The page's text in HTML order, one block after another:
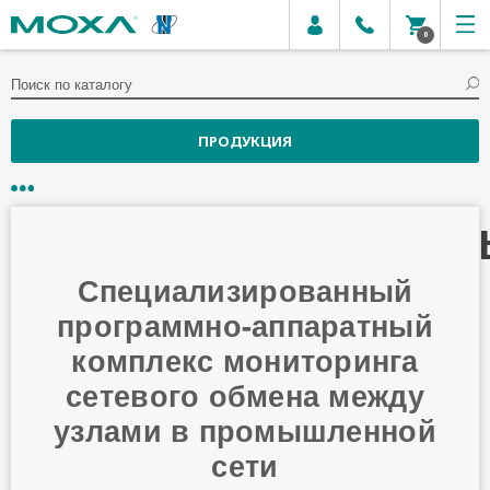
0
ПРОДУКЦИЯ
ПРОГРАММНО-
АППАРАТНЫЙ
КОМПЛЕКС
МОНИТОРИНГА
СЕТЕВОГО ОБМЕНА